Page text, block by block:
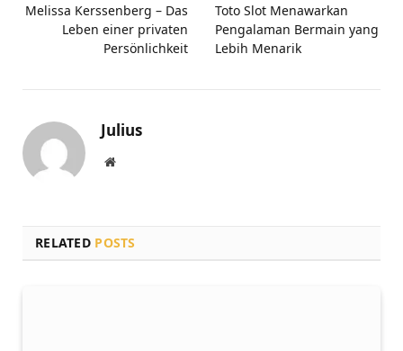
Melissa Kerssenberg – Das
Leben einer privaten
Persönlichkeit
Toto Slot Menawarkan
Pengalaman Bermain yang
Lebih Menarik
Julius
Website
RELATED POSTS